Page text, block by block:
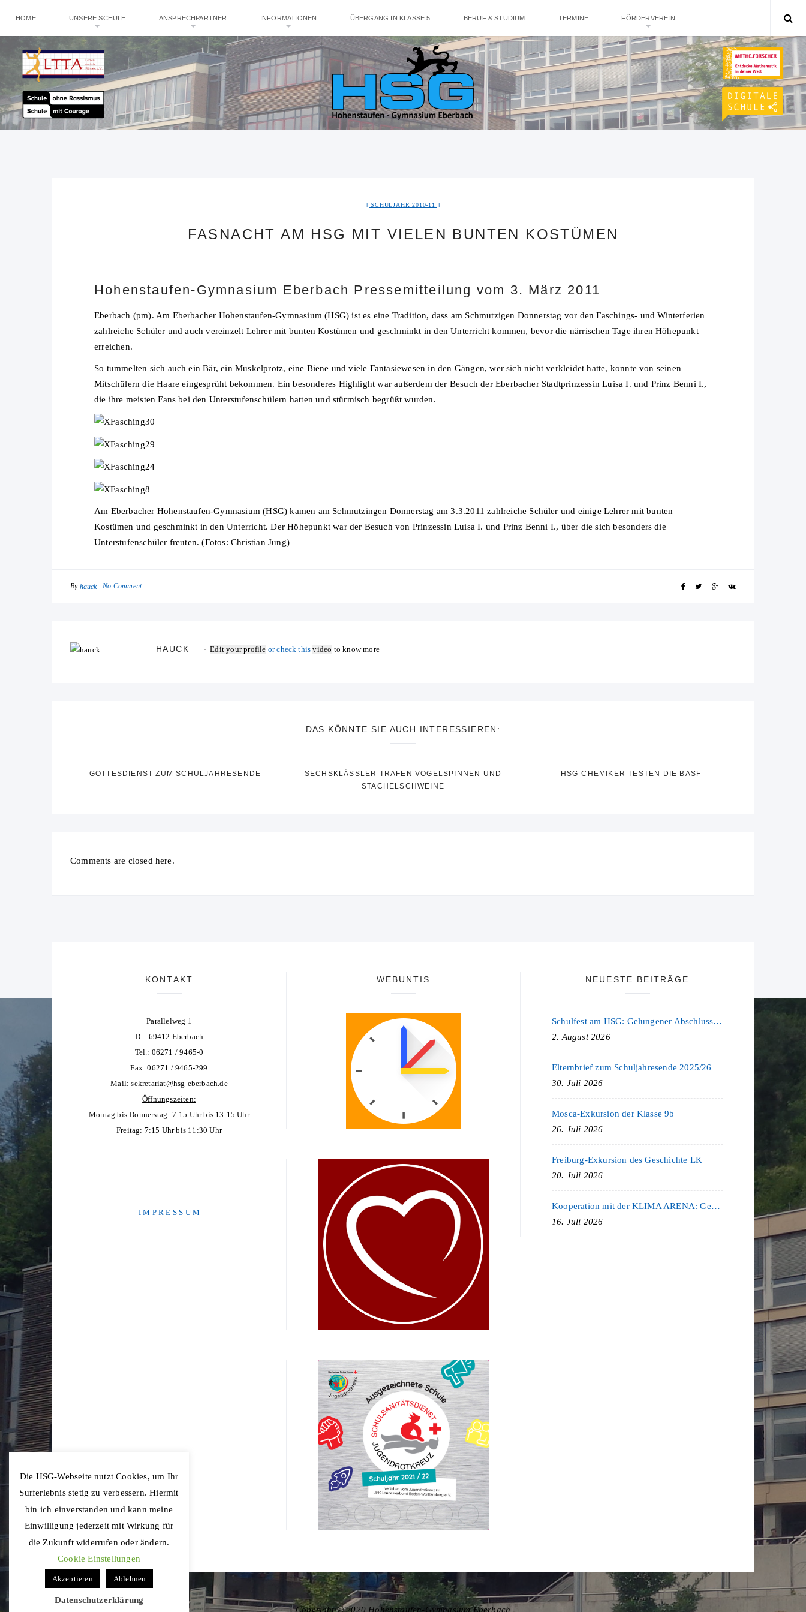
HOME UNSERE SCHULE ANSPRECHPARTNER INFORMATIONEN ÜBERGANG IN KLASSE 5 BERUF & STUDIUM TERMINE FÖRDERVEREIN
SCHULJAHR 2010-11
FASNACHT AM HSG MIT VIELEN BUNTEN KOSTÜMEN
Hohenstaufen-Gymnasium Eberbach Pressemitteilung vom 3. März 2011
Eberbach (pm). Am Eberbacher Hohenstaufen-Gymnasium (HSG) ist es eine Tradition, dass am Schmutzigen Donnerstag vor den Faschings- und Winterferien
zahlreiche Schüler und auch vereinzelt Lehrer mit bunten Kostümen und geschminkt in den Unterricht kommen, bevor die närrischen Tage ihren Höhepunkt
erreichen.
So tummelten sich auch ein Bär, ein Muskelprotz, eine Biene und viele Fantasiewesen in den Gängen, wer sich nicht verkleidet hatte, konnte von seinen
Mitschülern die Haare eingesprüht bekommen. Ein besonderes Highlight war außerdem der Besuch der Eberbacher Stadtprinzessin Luisa I. und Prinz Benni I.,
die ihre meisten Fans bei den Unterstufenschülern hatten und stürmisch begrüßt wurden.
Am Eberbacher Hohenstaufen-Gymnasium (HSG) kamen am Schmutzingen Donnerstag am 3.3.2011 zahlreiche Schüler und einige Lehrer mit bunten
Kostümen und geschminkt in den Unterricht. Der Höhepunkt war der Besuch von Prinzessin Luisa I. und Prinz Benni I., über die sich besonders die
Unterstufenschüler freuten. (Fotos: Christian Jung)
By hauck No Comment
HAUCK Edit your profile or check thisvideo to know more
DAS KÖNNTE SIE AUCH INTERESSIEREN:
GOTTESDIENST ZUM SCHULJAHRESENDE
SECHSKLÄSSLER TRAFEN VOGELSPINNEN UND
STACHELSCHWEINE
HSG-CHEMIKER TESTEN DIE BASF
Comments are closed here.
KONTAKT
Parallelweg 1
D – 69412 Eberbach
Tel.: 06271 / 9465-0
Fax: 06271 / 9465-299
Mail:sekretariat@hsg-eberbach.de
Öffnungszeiten:
Montag bis Donnerstag: 7:15 Uhr bis 13:15 Uhr
Freitag: 7:15 Uhr bis 11:30 Uhr
I M P R E S S U M
WEBUNTIS NEUESTE BEITRÄGE
Schulfest am HSG: Gelungener Abschluss eines ereignisreichen Schuljahres
2. August 2026
Elternbrief zum Schuljahresende 2025/26
30. Juli 2026
Mosca-Exkursion der Klasse 9b
26. Juli 2026
Freiburg-Exkursion des Geschichte LK
20. Juli 2026
Kooperation mit der KLIMA ARENA: Gemeinsam für Nachhaltigkeit und Klimaschutz
16. Juli 2026
Copyright © 2020 Hohenstaufen-Gymnasium Eberbach
Die HSG-Webseite nutzt Cookies, um Ihr
Surferlebnis stetig zu verbessern. Hiermit
bin ich einverstanden und kann meine
Einwilligung jederzeit mit Wirkung für
die Zukunft widerrufen oder ändern.
Cookie Einstellungen
Akzeptieren Ablehnen
Datenschutzerklärung